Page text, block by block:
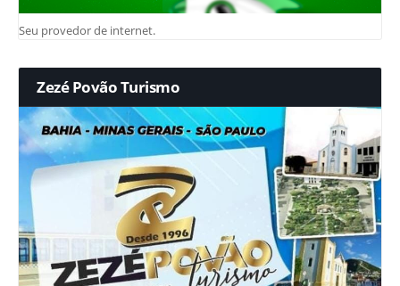
Seu provedor de internet.
Zezé Povão Turismo